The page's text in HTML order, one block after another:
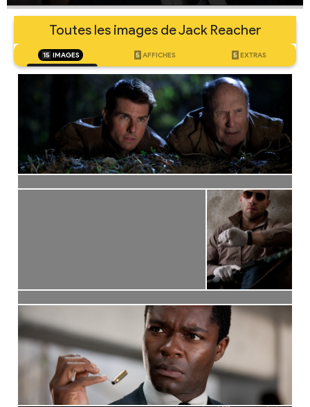
Toutes les images de Jack Reacher
15 IMAGES 5 AFFICHES 5 EXTRAS